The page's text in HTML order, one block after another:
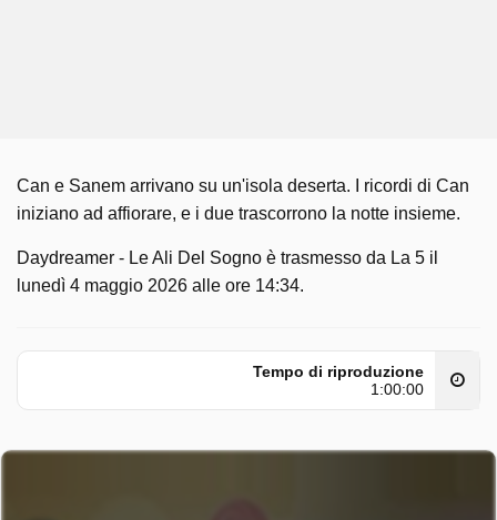
Can e Sanem arrivano su un'isola deserta. I ricordi di Can
iniziano ad affiorare, e i due trascorrono la notte insieme.
Daydreamer - Le Ali Del Sogno è trasmesso da La 5 il
lunedì 4 maggio 2026 alle ore 14:34.
Tempo di riproduzione
1:00:00